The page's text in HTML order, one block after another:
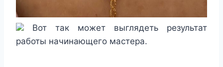
Вот так может выглядеть результат
работы начинающего мастера.